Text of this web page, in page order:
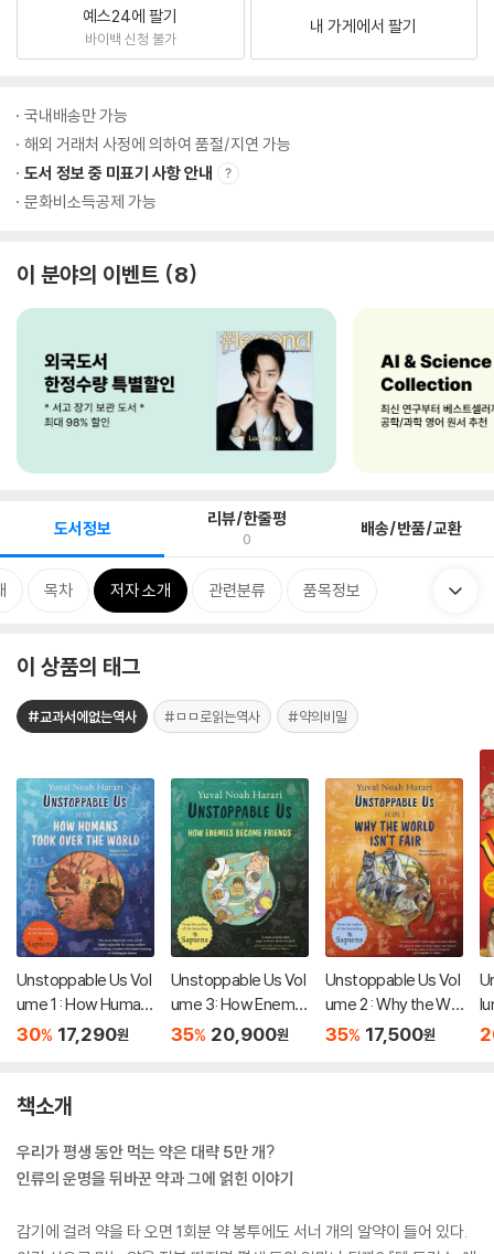
예스24에 팔기
바이백 신청 불가
내 가게에서 팔기
국내배송만 가능
해외 거래처 사정에 의하여 품절/지연 가능
도서 정보 중 미표기 사항 안내
문화비소득공제 가능
이 분야의 이벤트 8
도서정보 리뷰/한줄평
0 배송/반품/교환
목차 저자 소개 관련분류 품목정보
이 상품의 태그
#교과서에없는역사 #ㅁㅁ로읽는역사 #약의비밀
Unstoppable Us Vol
ume 1 : How Human
s Took Over the Wo
30% 17,290원
Unstoppable Us Vol
ume 3: How Enemie
s Become Friends
35% 20,900원
Unstoppable Us Vol
ume 2 : Why the Wo
rld Isn't Fair
35% 17,500원
책소개
우리가 평생 동안 먹는 약은 대략 5만 개?
인류의 운명을 뒤바꾼 약과 그에 얽힌 이야기
감기에 걸려 약을 타 오면 1회분 약 봉투에도 서너 개의 알약이 들어 있다.